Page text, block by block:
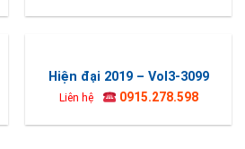
Hiện đại 2019 – Vol3-3099
Liên hệ 0915.278.598